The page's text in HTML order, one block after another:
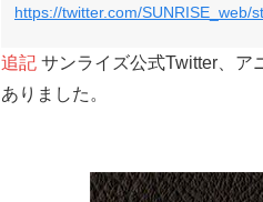
https://twitter.com/SUNRISE_web/
追記 サンライズ公式Twitter、ア
ありました。